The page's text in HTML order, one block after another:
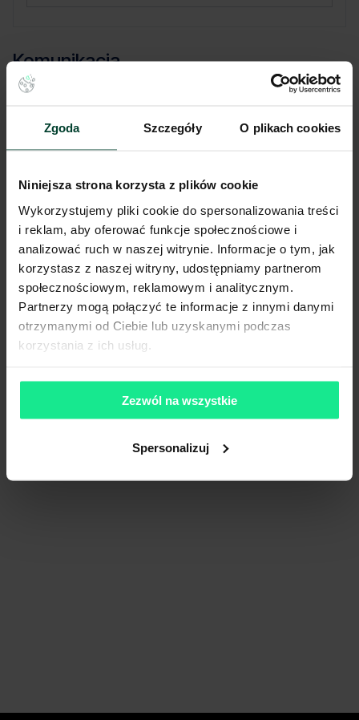
Zgoda Szczegóły O plikach cookies
Niniejsza strona korzysta z plików cookie
Wykorzystujemy pliki cookie do spersonalizowania treści
i reklam, aby oferować funkcje społecznościowe i
analizować ruch w naszej witrynie. Informacje o tym, jak
korzystasz z naszej witryny, udostępniamy partnerom
społecznościowym, reklamowym i analitycznym.
Partnerzy mogą połączyć te informacje z innymi danymi
otrzymanymi od Ciebie lub uzyskanymi podczas
korzystania z ich usług.
Zezwól na wszystkie
Spersonalizuj
Komunikacja
32 km
Autostrada / droga ekspresowa
5 km
Transport publiczny
Niniejsze ogłoszenie ma charakter wyłącznie informacyjny i nie stanowi
oferty w myśl art. 66 § 1. Kodeksu Cywilnego. CBRE sp. z o.o. nie
odpowiada za ewentualne błędy lub nieaktualność ogłoszenia.
Ogłoszenia, cenniki i inne informacje zawarte na stronie internetowej
mogą się różnić od danych rzeczywistych. Publikacja ogłoszenia nie
gwarantuje dostępności prezentowanych nieruchomości. Weryfikacja
dostępności odbywa się po wysłaniu formularza kontaktowego.